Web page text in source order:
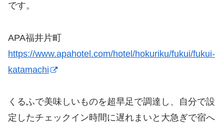
です。
APA福井片町
https://www.apahotel.com/hotel/hokuriku/fukui/fukui-
katamachi
くるふで美味しいものを超早足で調達し、自分で設
定したチェックイン時間に遅れまいと大急ぎで宿へ